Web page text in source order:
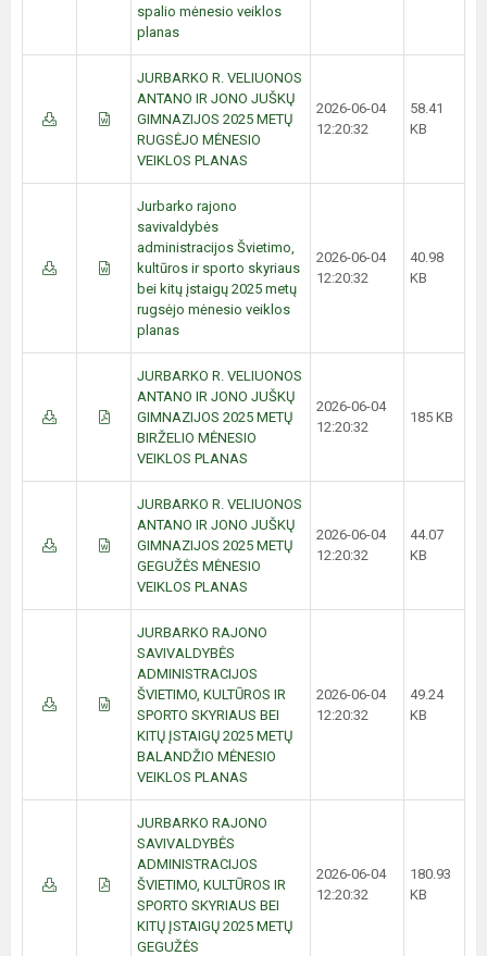
spalio mėnesio veiklos
planas
JURBARKO R. VELIUONOS
ANTANO IR JONO JUŠKŲ
GIMNAZIJOS 2025 METŲ
RUGSĖJO MĖNESIO
VEIKLOS PLANAS
2026-06-04
12:20:32
58.41
KB
Jurbarko rajono
savivaldybės
administracijos Švietimo,
kultūros ir sporto skyriaus
bei kitų įstaigų 2025 metų
rugsėjo mėnesio veiklos
planas
2026-06-04
12:20:32
40.98
KB
JURBARKO R. VELIUONOS
ANTANO IR JONO JUŠKŲ
GIMNAZIJOS 2025 METŲ
BIRŽELIO MĖNESIO
VEIKLOS PLANAS
2026-06-04
12:20:32
185 KB
JURBARKO R. VELIUONOS
ANTANO IR JONO JUŠKŲ
GIMNAZIJOS 2025 METŲ
GEGUŽĖS MĖNESIO
VEIKLOS PLANAS
2026-06-04
12:20:32
44.07
KB
JURBARKO RAJONO
SAVIVALDYBĖS
ADMINISTRACIJOS
ŠVIETIMO, KULTŪROS IR
SPORTO SKYRIAUS BEI
KITŲ ĮSTAIGŲ 2025 METŲ
BALANDŽIO MĖNESIO
VEIKLOS PLANAS
2026-06-04
12:20:32
49.24
KB
JURBARKO RAJONO
SAVIVALDYBĖS
ADMINISTRACIJOS
ŠVIETIMO, KULTŪROS IR
SPORTO SKYRIAUS BEI
KITŲ ĮSTAIGŲ 2025 METŲ
GEGUŽĖS
2026-06-04
12:20:32
180.93
KB